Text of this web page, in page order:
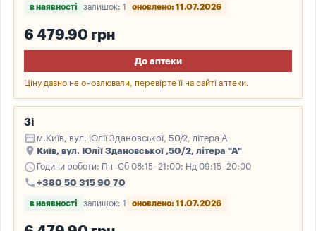
в наявності залишок: 1 оновлено: 11.07.2026
6 479.90 грн
До аптеки
Ціну давно не оновлювали, перевірте її на сайті аптеки.
3і
storefront м.Київ, вул. Юлії Здановської, 50/2, літера А
place Київ, вул. Юлії Здановської ,50/2, літера "А"
schedule Години роботи: Пн–Сб 08:15–21:00; Нд 09:15–20:00
call +380 50 315 90 70
в наявності залишок: 1 оновлено: 11.07.2026